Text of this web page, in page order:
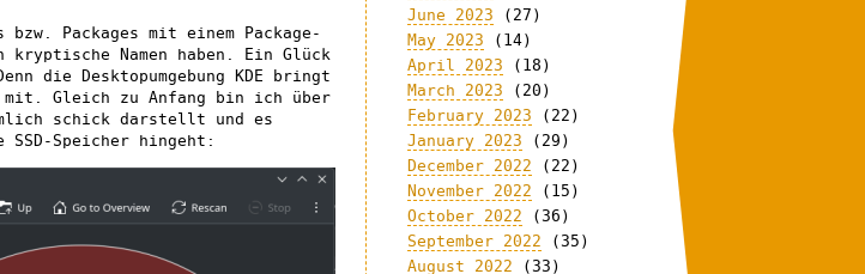
Packages mit einem Package-
Namen haben. Ein Glück
die Desktopumgebung KDE bringt
Gleich zu Anfang bin ich über
schick darstellt und es
Speicher hingeht:
June 2023 (27)
May 2023 (14)
April 2023 (18)
March 2023 (20)
February 2023 (22)
January 2023 (29)
December 2022 (22)
November 2022 (15)
October 2022 (36)
September 2022 (35)
August 2022 (33)